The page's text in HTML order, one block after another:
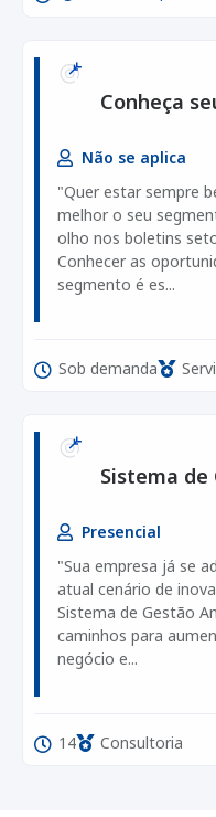
Conheça
Não se aplica
"Quer estar sempre
melhor o seu
olho nos boletins
Conhecer as
segmento é es...
Sob demanda
Sistema de
Presencial
"Sua empresa já se
atual cenário de
Sistema de Gestão
caminhos para
negócio e...
14 Consultoria